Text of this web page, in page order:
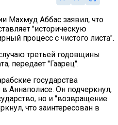
Махмуд Аббас заявил, что
"историческую
процесс с чистого листа".
третьей годовщины
передает "Гаарец".
государства
Аннаполисе. Он подчеркнул,
но и "возвращение
что заинтересован в